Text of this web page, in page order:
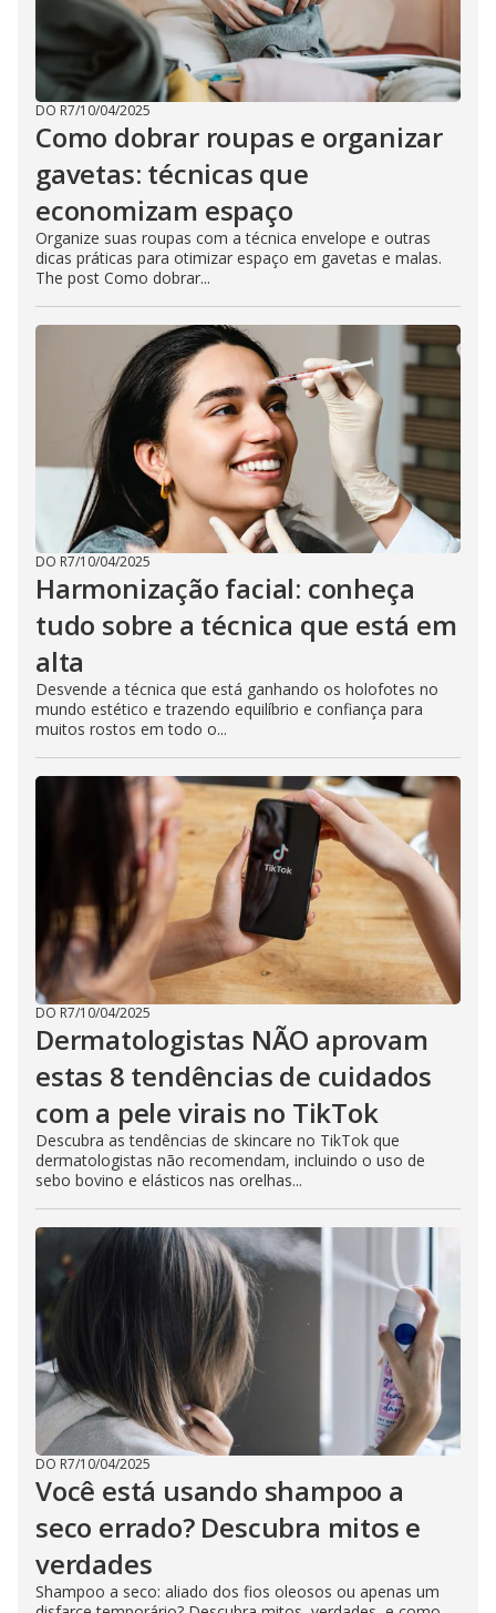
DO R7/10/04/2025
Como dobrar roupas e organizar
gavetas: técnicas que
economizam espaço
Organize suas roupas com a técnica envelope e outras
dicas práticas para otimizar espaço em gavetas e malas.
The post Como dobrar...
DO R7/10/04/2025
Harmonização facial: conheça
tudo sobre a técnica que está em
alta
Desvende a técnica que está ganhando os holofotes no
mundo estético e trazendo equilíbrio e confiança para
muitos rostos em todo o...
DO R7/10/04/2025
Dermatologistas NÃO aprovam
estas 8 tendências de cuidados
com a pele virais no TikTok
Descubra as tendências de skincare no TikTok que
dermatologistas não recomendam, incluindo o uso de
sebo bovino e elásticos nas orelhas...
DO R7/10/04/2025
Você está usando shampoo a
seco errado? Descubra mitos e
verdades
Shampoo a seco: aliado dos fios oleosos ou apenas um